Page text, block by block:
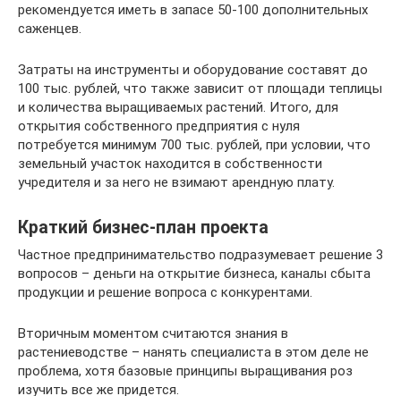
рекомендуется иметь в запасе 50-100 дополнительных
саженцев.
Затраты на инструменты и оборудование составят до
100 тыс. рублей, что также зависит от площади теплицы
и количества выращиваемых растений. Итого, для
открытия собственного предприятия с нуля
потребуется минимум 700 тыс. рублей, при условии, что
земельный участок находится в собственности
учредителя и за него не взимают арендную плату.
Краткий бизнес-план проекта
Частное предпринимательство подразумевает решение 3
вопросов – деньги на открытие бизнеса, каналы сбыта
продукции и решение вопроса с конкурентами.
Вторичным моментом считаются знания в
растениеводстве – нанять специалиста в этом деле не
проблема, хотя базовые принципы выращивания роз
изучить все же придется.